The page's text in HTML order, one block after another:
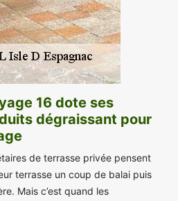
16 dote ses
dégraissant pour
de terrasse privée pensent
terrasse un coup de balai puis
Mais c’est quand les